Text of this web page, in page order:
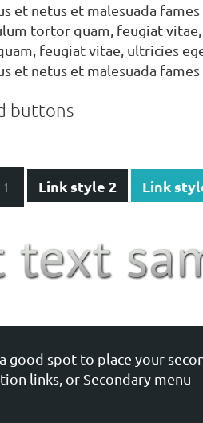
et netus et malesuada fames
tortor quam, feugiat
feugiat vitae, ultricies
et netus et malesuada
buttons
Link style 2 Link
good spot to place your
links, or Secondary menu